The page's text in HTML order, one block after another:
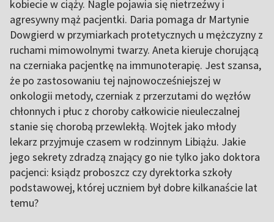
kobiecie w ciąży. Nagle pojawia się nietrzeźwy i
agresywny mąż pacjentki. Daria pomaga dr Martynie
Dowgierd w przymiarkach protetycznych u mężczyzny z
ruchami mimowolnymi twarzy. Aneta kieruje chorującą
na czerniaka pacjentkę na immunoterapię. Jest szansa,
że po zastosowaniu tej najnowocześniejszej w
onkologii metody, czerniak z przerzutami do węzłów
chłonnych i płuc z choroby całkowicie nieuleczalnej
stanie się chorobą przewlekłą. Wojtek jako młody
lekarz przyjmuje czasem w rodzinnym Libiążu. Jakie
jego sekrety zdradzą znający go nie tylko jako doktora
pacjenci: ksiądz proboszcz czy dyrektorka szkoły
podstawowej, której uczniem był dobre kilkanaście lat
temu?